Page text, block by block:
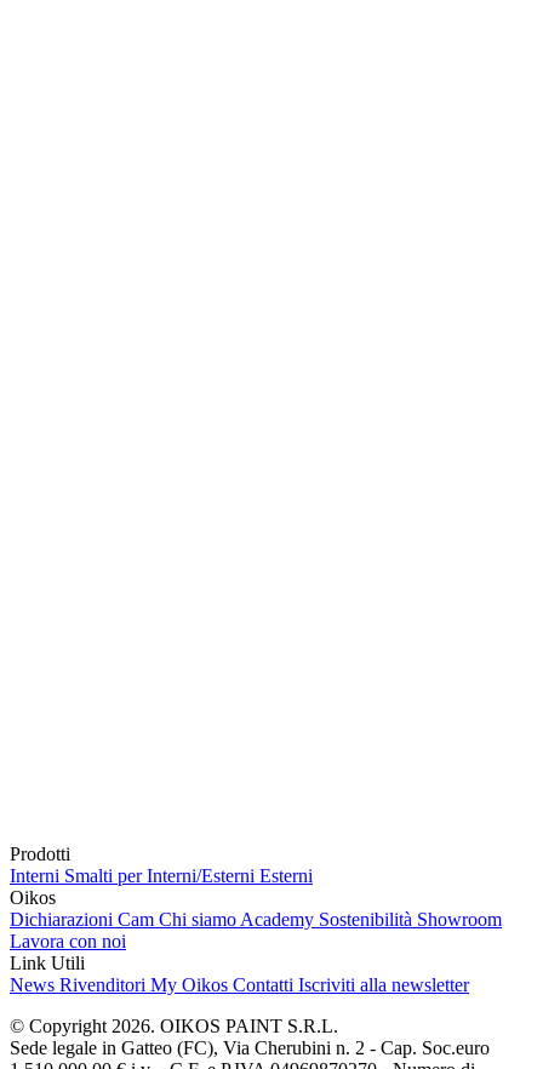
Prodotti
Interni Smalti per Interni/Esterni Esterni
Oikos
Dichiarazioni Cam Chi siamo Academy Sostenibilità Showroom
Lavora con noi
Link Utili
News Rivenditori My Oikos Contatti Iscriviti alla newsletter
© Copyright 2026. OIKOS PAINT S.R.L.
Sede legale in Gatteo (FC), Via Cherubini n. 2 - Cap. Soc.euro